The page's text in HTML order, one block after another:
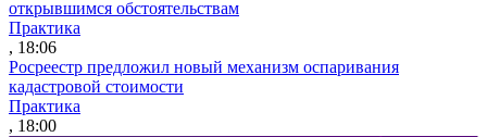
открывшимся обстоятельствам
Практика
, 18:06
Росреестр предложил новый механизм оспаривания
кадастровой стоимости
Практика
, 18:00